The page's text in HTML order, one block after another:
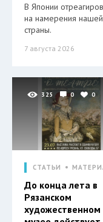
В Японии
на намерения нашей
страны.
7 августа 2026
325 0 0
СТАТЬИ
До конца лета в
Рязанском
художественном